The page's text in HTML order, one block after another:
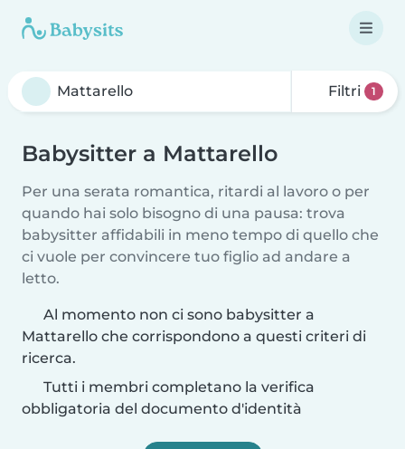
Filtri 1
Babysitter a Mattarello
Per una serata romantica, ritardi al lavoro o per
quando hai solo bisogno di una pausa: trova
babysitter affidabili in meno tempo di quello che
ci vuole per convincere tuo figlio ad andare a
letto.
Al momento non ci sono babysitter a
Mattarello che corrispondono a questi criteri di
ricerca.
Tutti i membri completano la verifica
obbligatoria del documento d'identità